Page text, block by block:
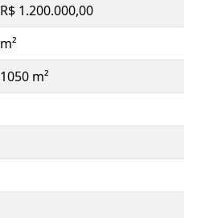
R$ 1.200.000,00
m²
1050 m²